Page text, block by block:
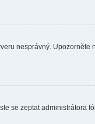
nesprávný. Upozorněte
se zeptat administrátora